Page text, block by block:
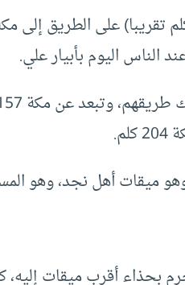
الناس اليوم بأبيار علي.
بحذاء أقرب ميقات إليه،